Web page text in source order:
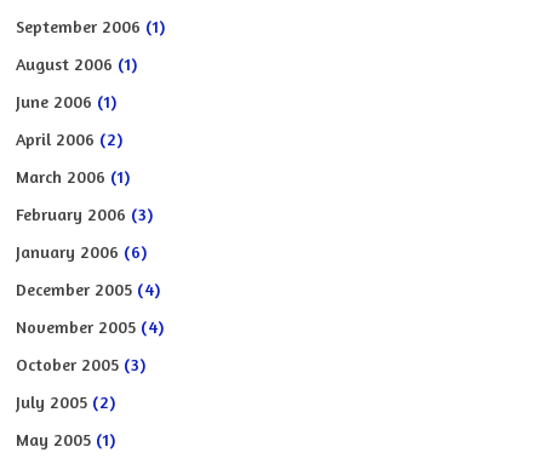
September 2006 (1)
August 2006 (1)
June 2006 (1)
April 2006 (2)
March 2006 (1)
February 2006 (3)
January 2006 (6)
December 2005 (4)
November 2005 (4)
October 2005 (3)
July 2005 (2)
May 2005 (1)